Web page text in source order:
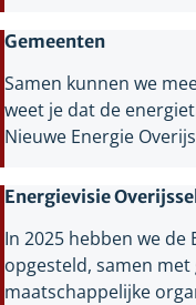
Gemeenten
Samen kunnen we
weet je dat de
Nieuwe Energie
Energievisie Overijssel
In 2025 hebben we de
opgesteld, samen
maatschappelijke